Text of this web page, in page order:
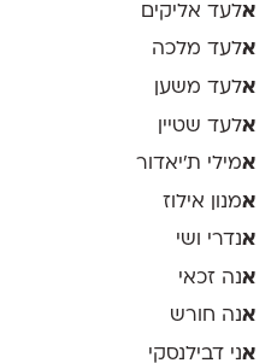
אלעד אליקים
אלעד מלכה
אלעד משען
אלעד שטיין
אמילי ת׳יאדור
אמנון אילוז
אנדרי ושי
אנה זכאי
אנה חורש
אני דבילנסקי